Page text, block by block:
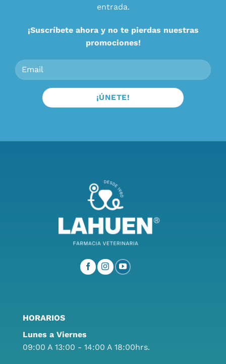
entrada.
¡Suscríbete ahora y no te pierdas nuestras
promociones!
HORARIOS
Lunes a Viernes
09:00 A 13:00 - 14:00 A 18:00hrs.